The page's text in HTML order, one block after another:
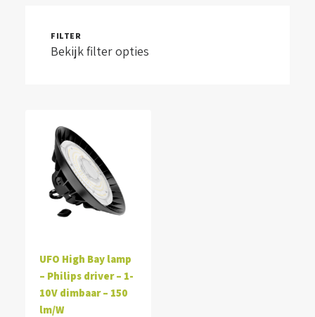
FILTER
Bekijk filter opties
UFO High Bay lamp
– Philips driver – 1-
10V dimbaar – 150
lm/W